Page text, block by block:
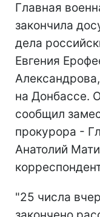
Главная
закончила
дела
Евгения
на Донбассе.
сообщил
прокурора -
Анатолий
"25 числа